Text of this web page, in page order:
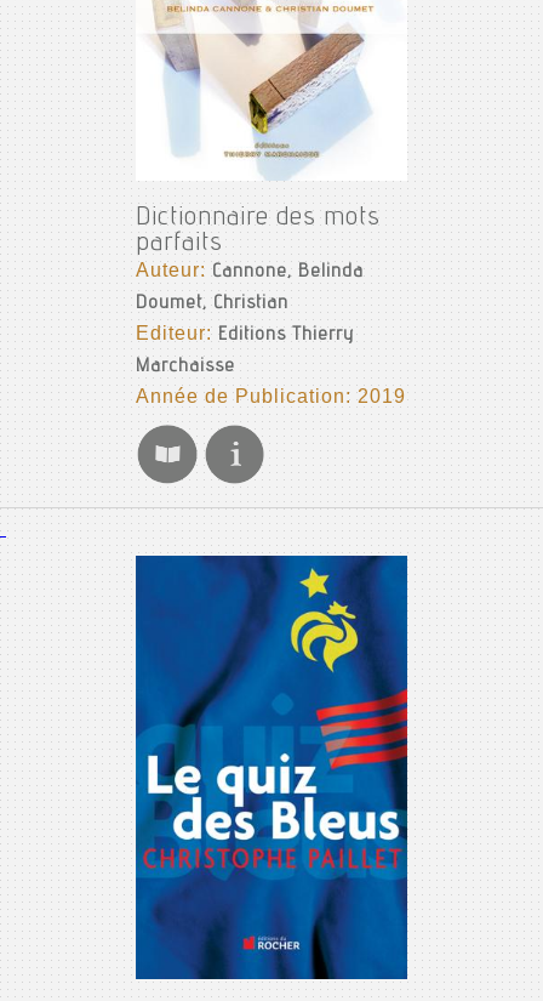
Dictionnaire des mots
parfaits
Auteur:Cannone, Belinda
Doumet, Christian
Editeur: Editions Thierry
Marchaisse
Année de Publication: 2019